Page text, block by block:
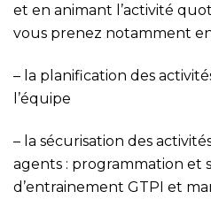
et en animant l’activité
vous prenez notamment
– la planification des
l’équipe
– la sécurisation des
agents : programmation et
d’entrainement GTPI et